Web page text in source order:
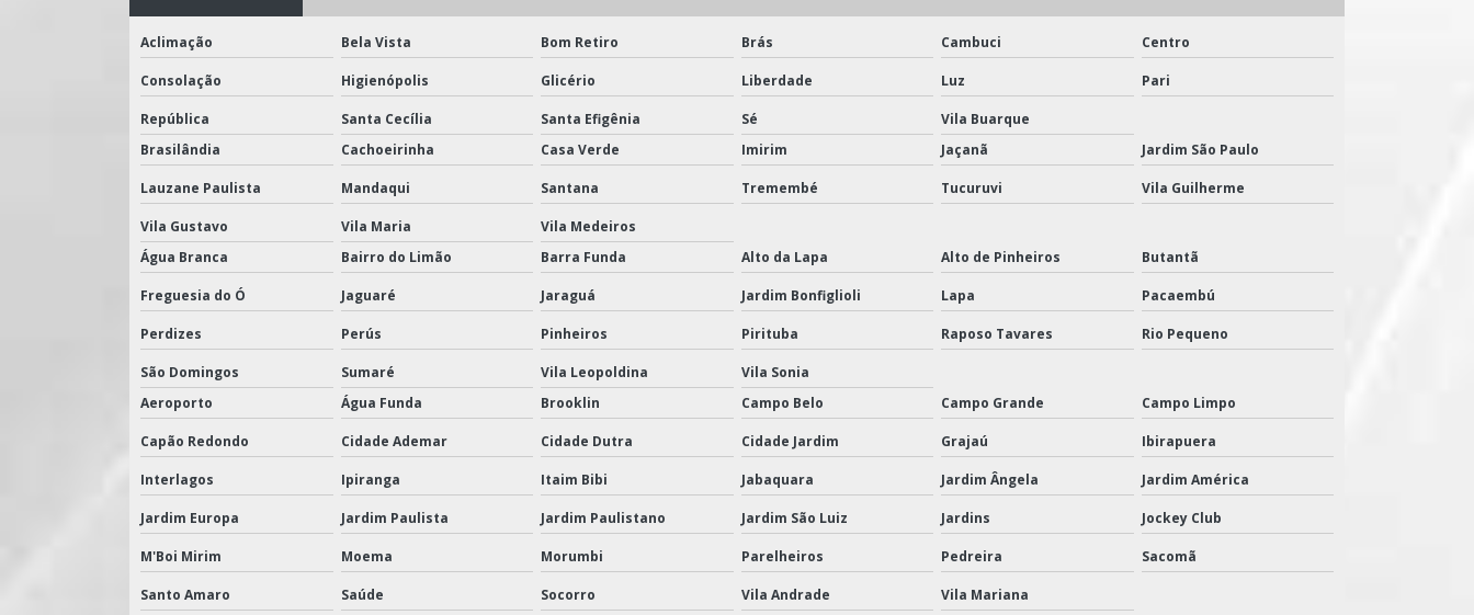
Aclimação Bela Vista Bom Retiro Brás Cambuci Centro
Consolação Higienópolis Glicério Liberdade Luz Pari
República Santa Cecília Santa Efigênia Sé
Vila Buarque
Brasilândia
Cachoeirinha Casa Verde Imirim Jaçanã Jardim São Paulo
Lauzane Paulista Mandaqui Santana Tremembé Tucuruvi Vila Guilherme
Vila Gustavo Vila Maria
Vila Medeiros
Água Branca
Bairro do Limão Barra Funda Alto da Lapa Alto de Pinheiros Butantã
Freguesia do Ó Jaguaré Jaraguá Jardim Bonfiglioli Lapa Pacaembú
Perdizes Perús Pinheiros Pirituba Raposo Tavares Rio Pequeno
São Domingos Sumaré Vila Leopoldina
Vila Sonia
Aeroporto
Água Funda Brooklin Campo Belo Campo Grande Campo Limpo
Capão Redondo Cidade Ademar Cidade Dutra Cidade Jardim Grajaú Ibirapuera
Interlagos Ipiranga Itaim Bibi Jabaquara Jardim Ângela Jardim América
Jardim Europa Jardim Paulista Jardim Paulistano Jardim São Luiz Jardins Jockey Club
M'Boi Mirim Moema Morumbi Parelheiros Pedreira Sacomã
Santo Amaro Saúde Socorro Vila Andrade
Vila Mariana